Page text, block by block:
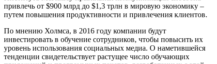
привлечь от $900 млрд до $1,3 трлн в мировую экономику –
путем повышения продуктивности и привлечения клиентов.
По мнению Холмса, в 2016 году компании будут
инвестировать в обучение сотрудников, чтобы повысить их
уровень использования социальных медиа. О наметившейся
тенденции свидетельствует растущее число обучающих